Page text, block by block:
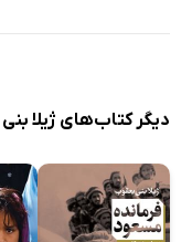
انتظار، سرما و انتظار
وزارت زنان
خودسوزی زنان
زنان اکنون با شجاعت
دیگر کتاب‌های ژیلا